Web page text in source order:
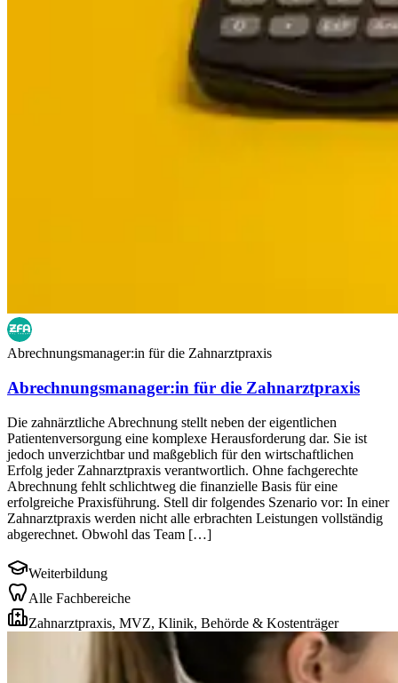
Abrechnungsmanager:in für die Zahnarztpraxis
Abrechnungsmanager:in für die Zahnarztpraxis
Die zahnärztliche Abrechnung stellt neben der eigentlichen
Patientenversorgung eine komplexe Herausforderung dar. Sie ist
jedoch unverzichtbar und maßgeblich für den wirtschaftlichen
Erfolg jeder Zahnarztpraxis verantwortlich. Ohne fachgerechte
Abrechnung fehlt schlichtweg die finanzielle Basis für eine
erfolgreiche Praxisführung. Stell dir folgendes Szenario vor: In einer
Zahnarztpraxis werden nicht alle erbrachten Leistungen vollständig
abgerechnet. Obwohl das Team […]
Weiterbildung
Alle Fachbereiche
Zahnarztpraxis, MVZ, Klinik, Behörde & Kostenträger